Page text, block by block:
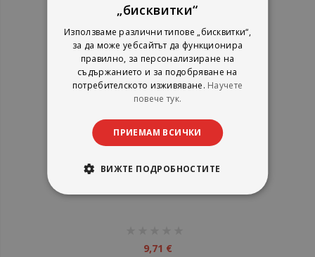
Red Hot Chili Peppers ‎- Greatest
9,71 €
„бисквитки“
Използваме различни типове „бисквитки“,
за да може уебсайтът да функционира
правилно, за персонализиране на
съдържанието и за подобряване на
потребителското изживяване. Научете
повече тук.
ПРИЕМАМ ВСИЧКИ
ВИЖТЕ ПОДРОБНОСТИТЕ